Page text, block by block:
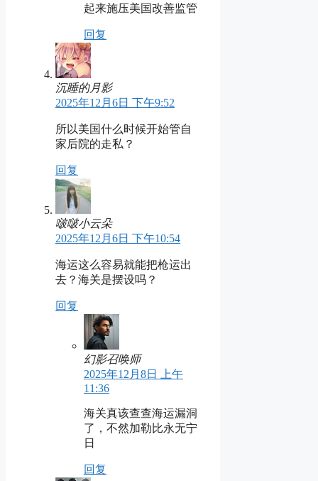
起来施压美国改善监管
回复
沉睡的月影
2025年12月6日 下午9:52
所以美国什么时候开始管自
家后院的走私？
回复
啵啵小云朵
2025年12月6日 下午10:54
海运这么容易就能把枪运出
去？海关是摆设吗？
回复
幻影召唤师
2025年12月8日 上午
11:36
海关真该查查海运漏洞
了，不然加勒比永无宁
日
回复